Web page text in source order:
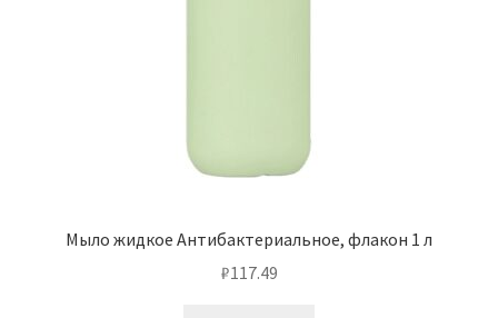
Мыло жидкое Антибактериальное, флакон 1 л
₽117.49